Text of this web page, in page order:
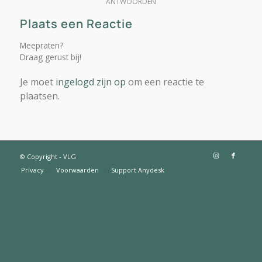
Plaats een Reactie
Meepraten?
Draag gerust bij!
Je moet ingelogd zijn op om een reactie te
plaatsen.
© Copyright - VLG
Privacy
Voorwaarden Support Anydesk